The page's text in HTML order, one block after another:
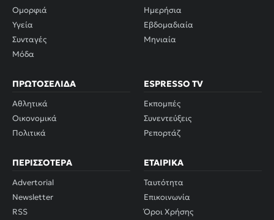
Ομορφιά
Υγεία
Συνταγές
Μόδα
Ημερήσια
Εβδομαδιαία
Μηνιαία
ΠΡΩΤΟΣΈΛΙΔΑ
Αθλητικά
Οικονομικά
Πολιτικά
ESPRESSO TV
Εκπομπές
Συνεντεύξεις
Ρεπορτάζ
ΠΕΡΙΣΣΌΤΕΡΑ
Advertorial
Newsletter
RSS
ΕΤΑΙΡΙΚΆ
Ταυτότητα
Επικοινωνία
Όροι Χρήσης